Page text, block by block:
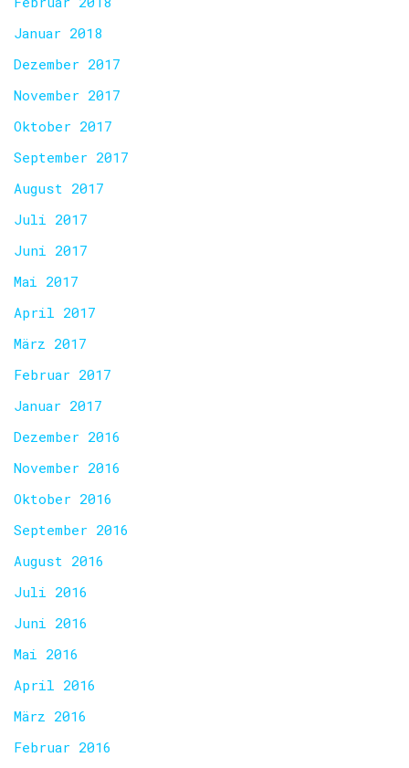
Januar 2018
Dezember 2017
November 2017
Oktober 2017
September 2017
August 2017
Juli 2017
Juni 2017
Mai 2017
April 2017
März 2017
Februar 2017
Januar 2017
Dezember 2016
November 2016
Oktober 2016
September 2016
August 2016
Juli 2016
Juni 2016
Mai 2016
April 2016
März 2016
Februar 2016